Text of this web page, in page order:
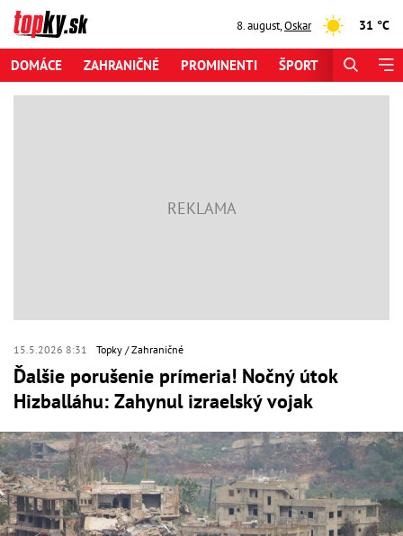
8. august,Oskar 31 °C
DOMÁCE ZAHRANIČNÉ PROMINENTI ŠPORT
15.5.2026 8:31 Topky Zahraničné
Ďalšie porušenie prímeria! Nočný útok
Hizballáhu: Zahynul izraelský vojak